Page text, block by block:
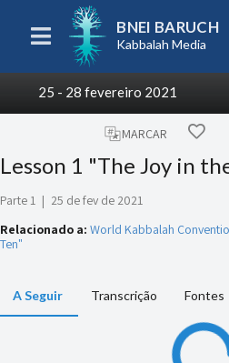
BNEI BARUCH
Kabbalah Media
25 - 28 fevereiro 2021
MARCAR
Lesson 1 "The Joy in
Parte 1 | 25 de fev de 2021
Relacionado a: World Kabbalah
Ten"
A Seguir Transcrição Fontes